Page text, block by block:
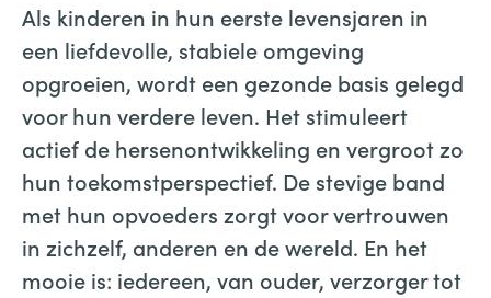
Als kinderen in hun eerste levensjaren in
een liefdevolle, stabiele omgeving
opgroeien, wordt een gezonde basis gelegd
voor hun verdere leven. Het stimuleert
actief de hersenontwikkeling en vergroot zo
hun toekomstperspectief. De stevige band
met hun opvoeders zorgt voor vertrouwen
in zichzelf, anderen en de wereld. En het
mooie is: iedereen, van ouder, verzorger tot